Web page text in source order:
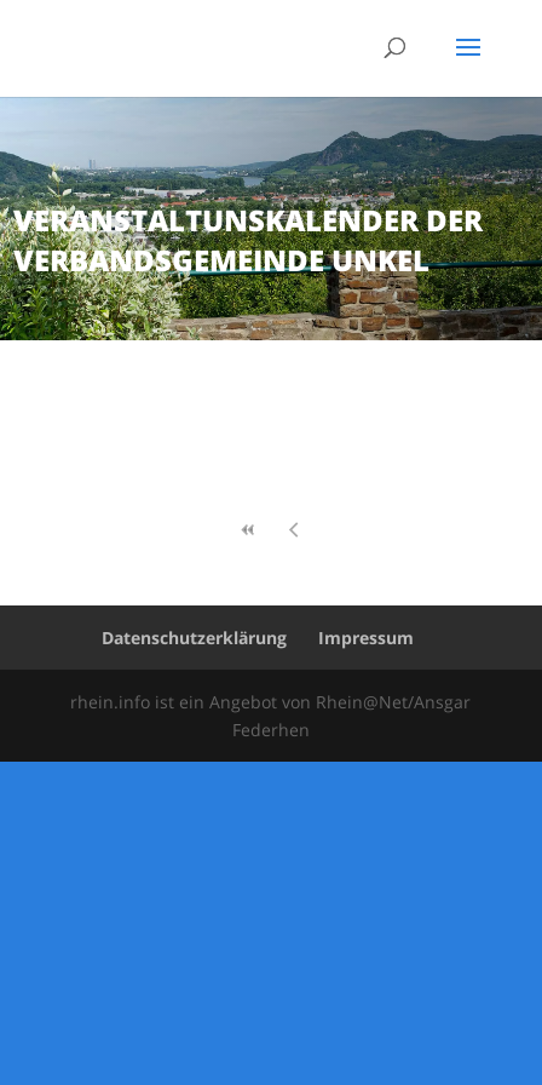
VERANSTALTUNSKALENDER DER
VERBANDSGEMEINDE UNKEL
Datenschutzerklärung Impressum
rhein.info ist ein Angebot von Rhein@Net/Ansgar
Federhen